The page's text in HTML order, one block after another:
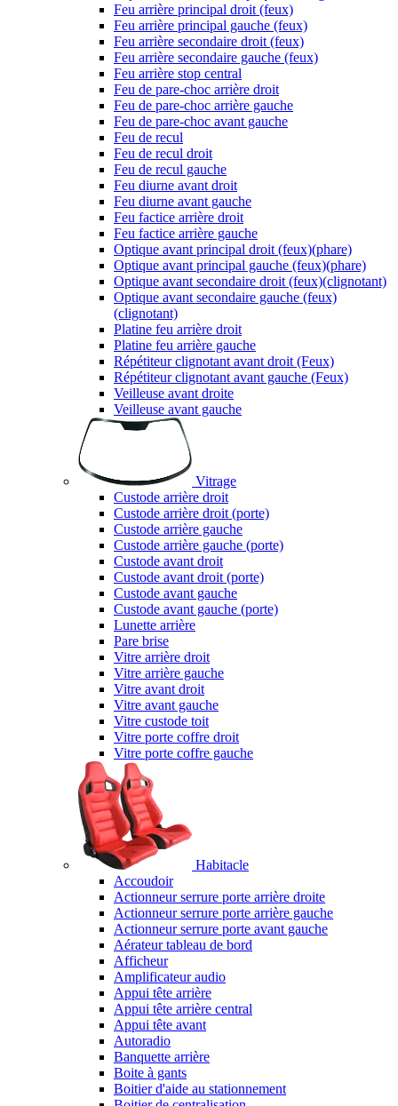
Feu arrière principal droit (feux)
Feu arrière principal gauche (feux)
Feu arrière secondaire droit (feux)
Feu arrière secondaire gauche (feux)
Feu arrière stop central
Feu de pare-choc arrière droit
Feu de pare-choc arrière gauche
Feu de pare-choc avant gauche
Feu de recul
Feu de recul droit
Feu de recul gauche
Feu diurne avant droit
Feu diurne avant gauche
Feu factice arrière droit
Feu factice arrière gauche
Optique avant principal droit (feux)(phare)
Optique avant principal gauche (feux)(phare)
Optique avant secondaire droit (feux)(clignotant)
Optique avant secondaire gauche (feux)
(clignotant)
Platine feu arrière droit
Platine feu arrière gauche
Répétiteur clignotant avant droit (Feux)
Répétiteur clignotant avant gauche (Feux)
Veilleuse avant droite
Veilleuse avant gauche
Vitrage
Custode arrière droit
Custode arrière droit (porte)
Custode arrière gauche
Custode arrière gauche (porte)
Custode avant droit
Custode avant droit (porte)
Custode avant gauche
Custode avant gauche (porte)
Lunette arrière
Pare brise
Vitre arrière droit
Vitre arrière gauche
Vitre avant droit
Vitre avant gauche
Vitre custode toit
Vitre porte coffre droit
Vitre porte coffre gauche
Habitacle
Accoudoir
Actionneur serrure porte arrière droite
Actionneur serrure porte arrière gauche
Actionneur serrure porte avant gauche
Aérateur tableau de bord
Afficheur
Amplificateur audio
Appui tête arrière
Appui tête arrière central
Appui tête avant
Autoradio
Banquette arrière
Boite à gants
Boitier d'aide au stationnement